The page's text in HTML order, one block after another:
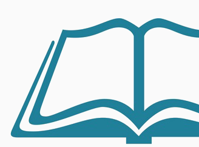
содержимому